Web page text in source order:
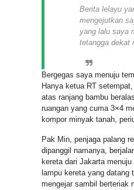
Berita lelayu
mengejutkan
yang lalu saya
tetangga dekat
Bergegas saya menuju
Hanya ketua RT
atas ranjang bambu
ruangan yang cuma 3×4
kompor minyak tanah,
Pak Min, penjaga palang
dipanggil namanya,
kereta dari Jakarta
lampu kereta yang
mengejar sambil berteriak